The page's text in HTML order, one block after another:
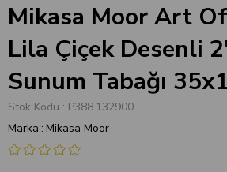
Mikasa Moor Art
Lila Çiçek Desenli
Sunum Tabağı
Stok Kodu
P388.132900
Marka : Mikasa Moor